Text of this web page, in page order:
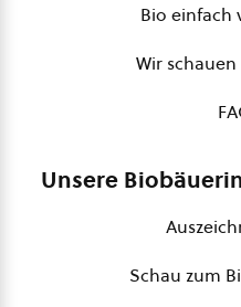
Bio einfach
Wir
Unsere
Schau zum